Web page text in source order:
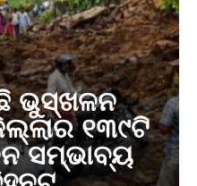
ଭୁସ୍ଖଳନ
୧୩୯ଟି
ସମ୍ଭାବ୍ୟ